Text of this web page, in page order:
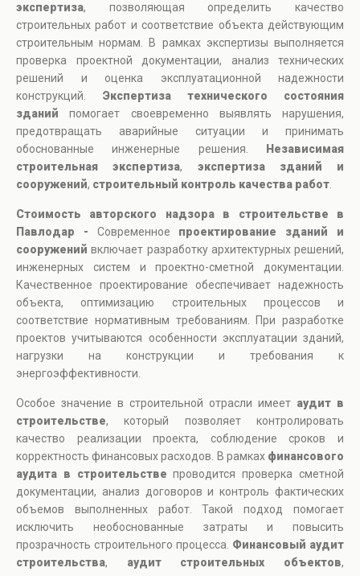
экспертиза, позволяющая определить качество
строительных работ и соответствие объекта действующим
строительным нормам. В рамках экспертизы выполняется
проверка проектной документации, анализ технических
решений и оценка эксплуатационной надежности
конструкций. Экспертиза технического состояния
зданий помогает своевременно выявлять нарушения,
предотвращать аварийные ситуации и принимать
обоснованные инженерные решения.
Независимая
строительная экспертиза, экспертиза зданий и
сооружений, строительный контроль качества работ
Стоимость авторского надзора в строительстве в
Павлодар - Современное проектирование зданий и
сооружений включает разработку архитектурных решений,
инженерных систем и проектно-сметной документации.
Качественное проектирование обеспечивает надежность
объекта, оптимизацию строительных процессов и
соответствие нормативным требованиям. При разработке
проектов учитываются особенности эксплуатации зданий,
нагрузки на конструкции и требования к
энергоэффективности.
Особое значение в строительной отрасли имеет аудит в
строительстве, который позволяет контролировать
качество реализации проекта, соблюдение сроков и
корректность финансовых расходов. В рамках финансового
аудита в строительстве проводится проверка сметной
документации, анализ договоров и контроль фактических
объемов выполненных работ. Такой подход помогает
исключить необоснованные затраты и повысить
прозрачность строительного процесса. Финансовый аудит
строительства, аудит строительных объектов,